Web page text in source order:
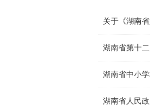
关于《湖南
湖南省第十
湖南省中小